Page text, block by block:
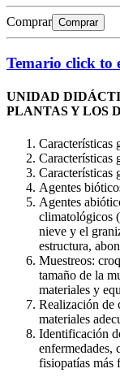
Comprar Comprar
Temario click to
UNIDAD
PLANTAS Y LOS
Características
Características
Características
Agentes
Agentes
climatológicos
nieve y el
estructura,
Muestreos:
tamaño de la
materiales y
Realización de
materiales
Identificación
enfermedades,
fisiopatías más